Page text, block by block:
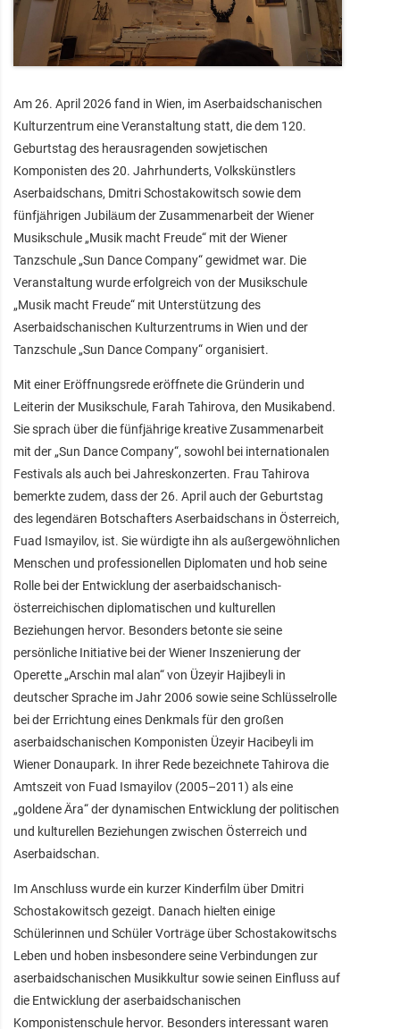
Am 26. April 2026 fand in Wien, im Aserbaidschanischen
Kulturzentrum eine Veranstaltung statt, die dem 120.
Geburtstag des herausragenden sowjetischen
Komponisten des 20. Jahrhunderts, Volkskünstlers
Aserbaidschans, Dmitri Schostakowitsch sowie dem
fünfjährigen Jubiläum der Zusammenarbeit der Wiener
Musikschule „Musik macht Freude“ mit der Wiener
Tanzschule „Sun Dance Company“ gewidmet war. Die
Veranstaltung wurde erfolgreich von der Musikschule
„Musik macht Freude“ mit Unterstützung des
Aserbaidschanischen Kulturzentrums in Wien und der
Tanzschule „Sun Dance Company“ organisiert.
Mit einer Eröffnungsrede eröffnete die Gründerin und
Leiterin der Musikschule, Farah Tahirova, den Musikabend.
Sie sprach über die fünfjährige kreative Zusammenarbeit
mit der „Sun Dance Company“, sowohl bei internationalen
Festivals als auch bei Jahreskonzerten. Frau Tahirova
bemerkte zudem, dass der 26. April auch der Geburtstag
des legendären Botschafters Aserbaidschans in Österreich,
Fuad Ismayilov, ist. Sie würdigte ihn als außergewöhnlichen
Menschen und professionellen Diplomaten und hob seine
Rolle bei der Entwicklung der aserbaidschanisch-
österreichischen diplomatischen und kulturellen
Beziehungen hervor. Besonders betonte sie seine
persönliche Initiative bei der Wiener Inszenierung der
Operette „Arschin mal alan“ von Üzeyir Hajibeyli in
deutscher Sprache im Jahr 2006 sowie seine Schlüsselrolle
bei der Errichtung eines Denkmals für den großen
aserbaidschanischen Komponisten Üzeyir Hacibeyli im
Wiener Donaupark. In ihrer Rede bezeichnete Tahirova die
Amtszeit von Fuad Ismayilov (2005–2011) als eine
„goldene Ära“ der dynamischen Entwicklung der politischen
und kulturellen Beziehungen zwischen Österreich und
Aserbaidschan.
Im Anschluss wurde ein kurzer Kinderfilm über Dmitri
Schostakowitsch gezeigt. Danach hielten einige
Schülerinnen und Schüler Vorträge über Schostakowitschs
Leben und hoben insbesondere seine Verbindungen zur
aserbaidschanischen Musikkultur sowie seinen Einfluss auf
die Entwicklung der aserbaidschanischen
Komponistenschule hervor. Besonders interessant waren